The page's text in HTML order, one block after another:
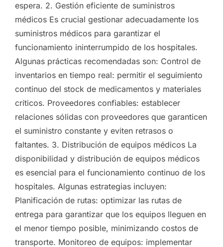
espera. 2. Gestión eficiente de suministros
médicos Es crucial gestionar adecuadamente los
suministros médicos para garantizar el
funcionamiento ininterrumpido de los hospitales.
Algunas prácticas recomendadas son: Control de
inventarios en tiempo real: permitir el seguimiento
continuo del stock de medicamentos y materiales
críticos. Proveedores confiables: establecer
relaciones sólidas con proveedores que garanticen
el suministro constante y eviten retrasos o
faltantes. 3. Distribución de equipos médicos La
disponibilidad y distribución de equipos médicos
es esencial para el funcionamiento continuo de los
hospitales. Algunas estrategias incluyen:
Planificación de rutas: optimizar las rutas de
entrega para garantizar que los equipos lleguen en
el menor tiempo posible, minimizando costos de
transporte. Monitoreo de equipos: implementar